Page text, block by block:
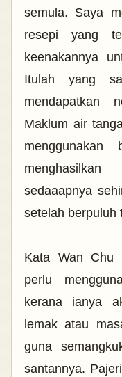
semula. Saya
resepi yang
keenakannya
Itulah yang
mendapatkan
Maklum air
sedaaapnya
setelah berpuluh
Kata Wan Chu
perlu
kerana ianya
lemak atau
guna
santannya.